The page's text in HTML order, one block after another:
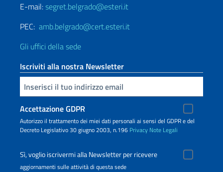
E-mail:segret.belgrado@esteri.it
PEC: amb.belgrado@cert.esteri.it
Gli uffici della sede
Iscriviti alla nostra Newsletter
Inserisci la tua email
Accettazione GDPR
Autorizzo il trattamento dei miei dati personali ai sensi del GDPR e del
Decreto Legislativo 30 giugno 2003, n.196 Privacy Note Legali
Sì, voglio iscrivermi alla Newsletter per ricevere
aggiornamenti sulle attività di questa sede